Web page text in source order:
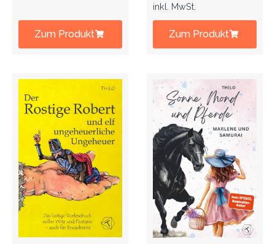
Zum Produkt
inkl. MwSt.
Zum Produkt